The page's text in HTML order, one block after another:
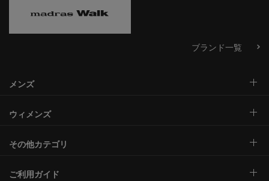
ブランド一覧
メンズ
ウィメンズ
その他カテゴリ
ご利用ガイド